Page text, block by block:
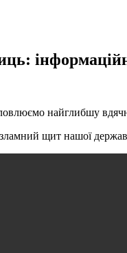
найглибшу
щит нашої